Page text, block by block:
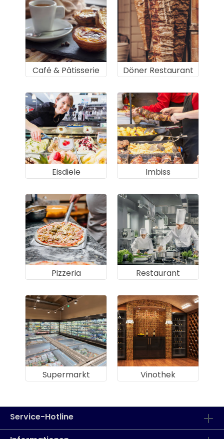
Café & Pâtisserie Döner Restaurant
Eisdiele Imbiss
Pizzeria Restaurant
Supermarkt Vinothek
Service-Hotline